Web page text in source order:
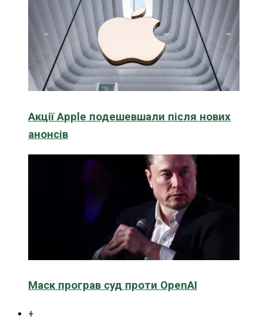
Акції Apple подешевшали після нових
анонсів
Маск програв суд проти OpenAI
+